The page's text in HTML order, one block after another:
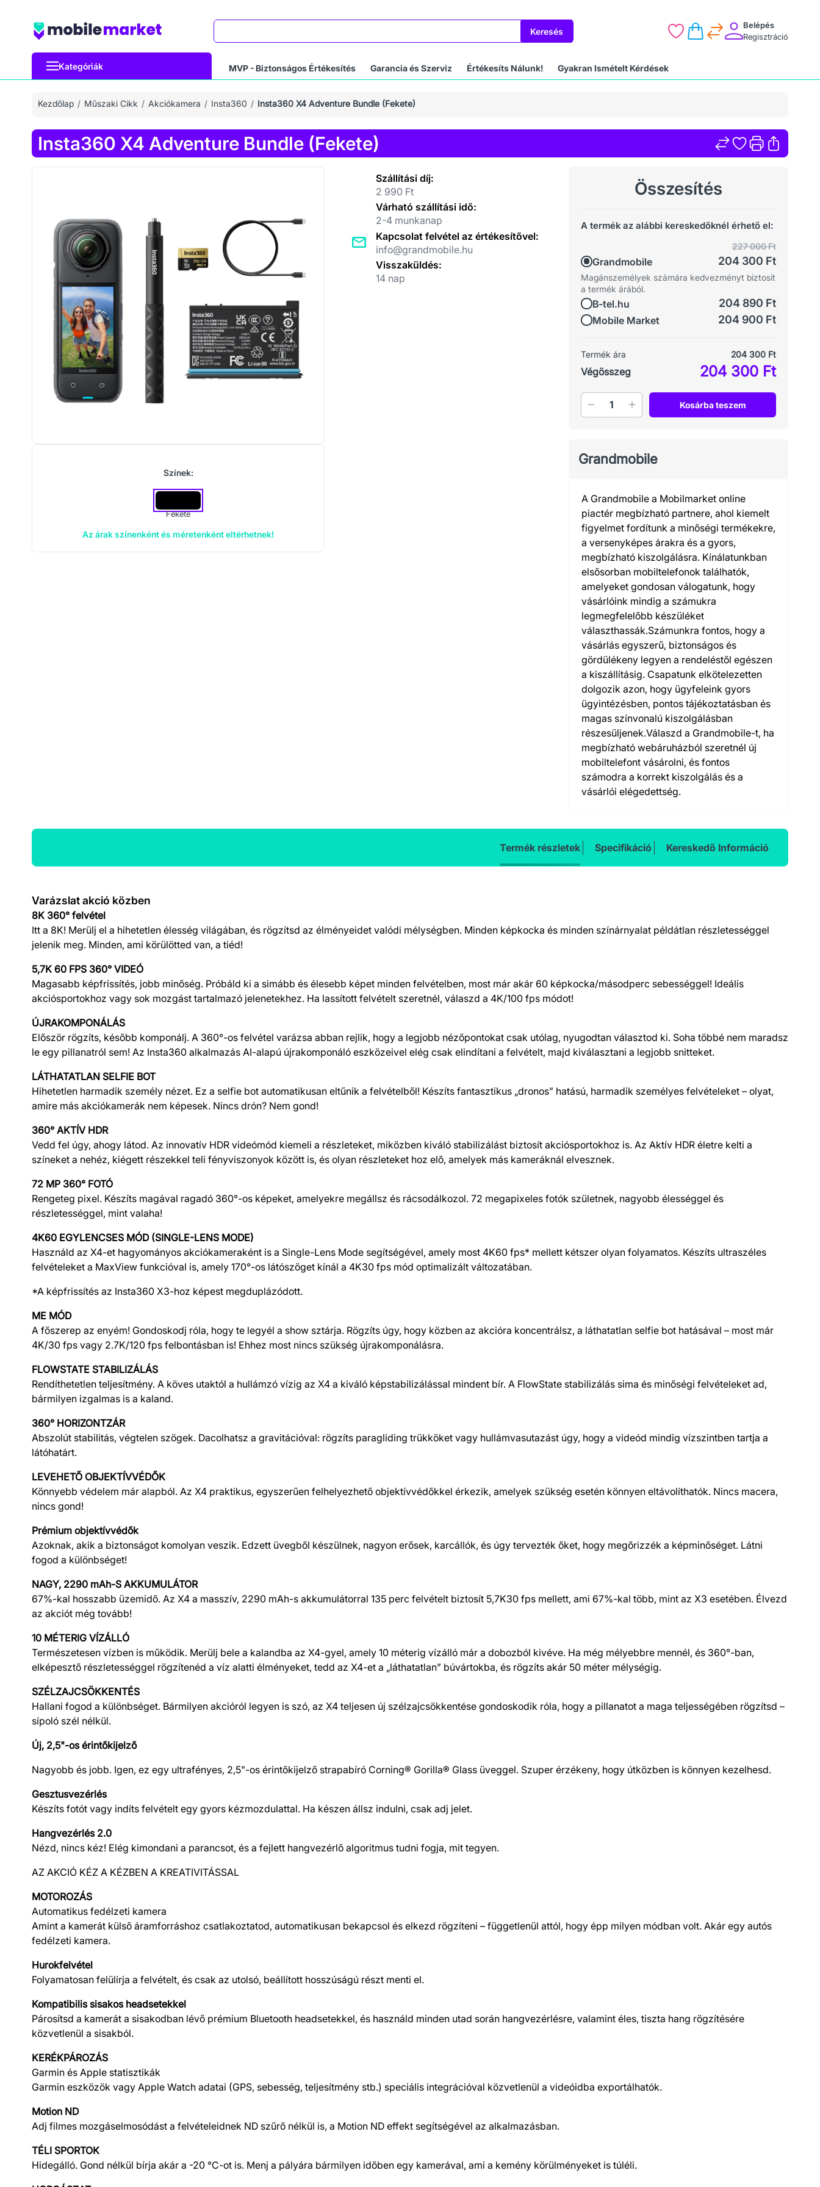
Keresés
Belépés
Regisztráció
Kategóriák MVP - Biztonságos Értékesítés Garancia és Szerviz Értékesíts Nálunk! Gyakran Ismételt Kérdések
Kezdőlap Műszaki Cikk Akciókamera Insta360 Insta360 X4 Adventure Bundle (Fekete)
Insta360 X4 Adventure Bundle (Fekete)
Színek:
Fekete
Az árak színenként és méretenként eltérhetnek!
Szállítási díj:
2 990 Ft
Várható szállítási idő:
2-4 munkanap
Kapcsolat felvétel az értékesítővel:
info@grandmobile.hu
Visszaküldés:
14 nap
Összesítés
A termék az alábbi kereskedőknél érhető el:
Grandmobile
227 000 Ft
204 300 Ft
Magánszemélyek számára kedvezményt biztosít
a termék árából.
B-tel.hu 204 890 Ft
Mobile Market 204 900 Ft
Termék ára 204 300 Ft
Végösszeg 204 300 Ft
Mennyiség Kosárba teszem
Grandmobile
A Grandmobile a Mobilmarket online
piactér megbízható partnere, ahol kiemelt
figyelmet fordítunk a minőségi termékekre,
a versenyképes árakra és a gyors,
megbízható kiszolgálásra. Kínálatunkban
elsősorban mobiltelefonok találhatók,
amelyeket gondosan válogatunk, hogy
vásárlóink mindig a számukra
legmegfelelőbb készüléket
választhassák.Számunkra fontos, hogy a
vásárlás egyszerű, biztonságos és
gördülékeny legyen a rendeléstől egészen
a kiszállításig. Csapatunk elkötelezetten
dolgozik azon, hogy ügyfeleink gyors
ügyintézésben, pontos tájékoztatásban és
magas színvonalú kiszolgálásban
részesüljenek.Válaszd a Grandmobile-t, ha
megbízható webáruházból szeretnél új
mobiltelefont vásárolni, és fontos
számodra a korrekt kiszolgálás és a
vásárlói elégedettség.
Termék részletek Specifikáció Kereskedő Információ
Termék részletek
Varázslat akció közben
8K 360° felvétel
Itt a 8K! Merülj el a hihetetlen élesség világában, és rögzítsd az élményeidet valódi mélységben. Minden képkocka és minden színárnyalat példátlan részletességgel
jelenik meg. Minden, ami körülötted van, a tiéd!
5,7K 60 FPS 360° VIDEÓ
Magasabb képfrissítés, jobb minőség. Próbáld ki a simább és élesebb képet minden felvételben, most már akár 60 képkocka/másodperc sebességgel! Ideális
akciósportokhoz vagy sok mozgást tartalmazó jelenetekhez. Ha lassított felvételt szeretnél, válaszd a 4K/100 fps módot!
ÚJRAKOMPONÁLÁS
Először rögzíts, később komponálj. A 360°-os felvétel varázsa abban rejlik, hogy a legjobb nézőpontokat csak utólag, nyugodtan választod ki. Soha többé nem maradsz
le egy pillanatról sem! Az Insta360 alkalmazás AI-alapú újrakomponáló eszközeivel elég csak elindítani a felvételt, majd kiválasztani a legjobb snitteket.
LÁTHATATLAN SELFIE BOT
Hihetetlen harmadik személy nézet. Ez a selfie bot automatikusan eltűnik a felvételből! Készíts fantasztikus „dronos” hatású, harmadik személyes felvételeket – olyat,
amire más akciókamerák nem képesek. Nincs drón? Nem gond!
360° AKTÍV HDR
Vedd fel úgy, ahogy látod. Az innovatív HDR videómód kiemeli a részleteket, miközben kiváló stabilizálást biztosít akciósportokhoz is. Az Aktív HDR életre kelti a
színeket a nehéz, kiégett részekkel teli fényviszonyok között is, és olyan részleteket hoz elő, amelyek más kameráknál elvesznek.
72 MP 360° FOTÓ
Rengeteg pixel. Készíts magával ragadó 360°-os képeket, amelyekre megállsz és rácsodálkozol. 72 megapixeles fotók születnek, nagyobb élességgel és
részletességgel, mint valaha!
4K60 EGYLENCSES MÓD (SINGLE-LENS MODE)
Használd az X4-et hagyományos akciókameraként is a Single-Lens Mode segítségével, amely most 4K60 fps* mellett kétszer olyan folyamatos. Készíts ultraszéles
felvételeket a MaxView funkcióval is, amely 170°-os látószöget kínál a 4K30 fps mód optimalizált változatában.
*A képfrissítés az Insta360 X3-hoz képest megduplázódott.
ME MÓD
A főszerep az enyém! Gondoskodj róla, hogy te legyél a show sztárja. Rögzíts úgy, hogy közben az akcióra koncentrálsz, a láthatatlan selfie bot hatásával – most már
4K/30 fps vagy 2.7K/120 fps felbontásban is! Ehhez most nincs szükség újrakomponálásra.
FLOWSTATE STABILIZÁLÁS
Rendíthetetlen teljesítmény. A köves utaktól a hullámzó vízig az X4 a kiváló képstabilizálással mindent bír. A FlowState stabilizálás sima és minőségi felvételeket ad,
bármilyen izgalmas is a kaland.
360° HORIZONTZÁR
Abszolút stabilitás, végtelen szögek. Dacolhatsz a gravitációval: rögzíts paragliding trükköket vagy hullámvasutazást úgy, hogy a videód mindig vízszintben tartja a
látóhatárt.
LEVEHETŐ OBJEKTÍVVÉDŐK
Könnyebb védelem már alapból. Az X4 praktikus, egyszerűen felhelyezhető objektívvédőkkel érkezik, amelyek szükség esetén könnyen eltávolíthatók. Nincs macera,
nincs gond!
Prémium objektívvédők
Azoknak, akik a biztonságot komolyan veszik. Edzett üvegből készülnek, nagyon erősek, karcállók, és úgy tervezték őket, hogy megőrizzék a képminőséget. Látni
fogod a különbséget!
NAGY, 2290 mAh-S AKKUMULÁTOR
67%-kal hosszabb üzemidő. Az X4 a masszív, 2290 mAh-s akkumulátorral 135 perc felvételt biztosít 5,7K30 fps mellett, ami 67%-kal több, mint az X3 esetében. Élvezd
az akciót még tovább!
10 MÉTERIG VÍZÁLLÓ
Természetesen vízben is működik. Merülj bele a kalandba az X4-gyel, amely 10 méterig vízálló már a dobozból kivéve. Ha még mélyebbre mennél, és 360°-ban,
elképesztő részletességgel rögzítenéd a víz alatti élményeket, tedd az X4-et a „láthatatlan” búvártokba, és rögzíts akár 50 méter mélységig.
SZÉLZAJCSÖKKENTÉS
Hallani fogod a különbséget. Bármilyen akcióról legyen is szó, az X4 teljesen új szélzajcsökkentése gondoskodik róla, hogy a pillanatot a maga teljességében rögzítsd –
sípoló szél nélkül.
Új, 2,5"-os érintőkijelző
Nagyobb és jobb. Igen, ez egy ultrafényes, 2,5"-os érintőkijelző strapabíró Corning® Gorilla® Glass üveggel. Szuper érzékeny, hogy útközben is könnyen kezelhesd.
Gesztusvezérlés
Készíts fotót vagy indíts felvételt egy gyors kézmozdulattal. Ha készen állsz indulni, csak adj jelet.
Hangvezérlés 2.0
Nézd, nincs kéz! Elég kimondani a parancsot, és a fejlett hangvezérlő algoritmus tudni fogja, mit tegyen.
AZ AKCIÓ KÉZ A KÉZBEN A KREATIVITÁSSAL
MOTOROZÁS
Automatikus fedélzeti kamera
Amint a kamerát külső áramforráshoz csatlakoztatod, automatikusan bekapcsol és elkezd rögzíteni – függetlenül attól, hogy épp milyen módban volt. Akár egy autós
fedélzeti kamera.
Hurokfelvétel
Folyamatosan felülírja a felvételt, és csak az utolsó, beállított hosszúságú részt menti el.
Kompatibilis sisakos headsetekkel
Párosítsd a kamerát a sisakodban lévő prémium Bluetooth headsetekkel, és használd minden utad során hangvezérlésre, valamint éles, tiszta hang rögzítésére
közvetlenül a sisakból.
KERÉKPÁROZÁS
Garmin és Apple statisztikák
Garmin eszközök vagy Apple Watch adatai (GPS, sebesség, teljesítmény stb.) speciális integrációval közvetlenül a videóidba exportálhatók.
Motion ND
Adj filmes mozgáselmosódást a felvételeidnek ND szűrő nélkül is, a Motion ND effekt segítségével az alkalmazásban.
TÉLI SPORTOK
Hidegálló. Gond nélkül bírja akár a -20 °C-ot is. Menj a pályára bármilyen időben egy kamerával, ami a kemény körülményeket is túléli.